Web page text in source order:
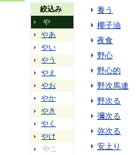
絞込み
や
やあ
やい
やう
やえ
やお
やか
やき
やく
やけ
やこ
養う
椰子油
夜食
野心
野心的
野次馬連
野次る
彌次る
弥次る
安上り